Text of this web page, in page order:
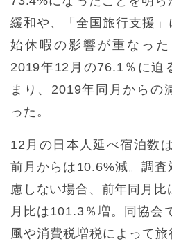
緩和や、「全国旅行支援
始休暇の影響が重なっ
2019年12月の76.1％に迫
まり、2019年同月からの
った。
12月の日本人延べ宿泊数
前月からは10.6%減。調
慮しない場合、前年同月比
月比は101.3％増。同協会
風や消費税増税によって